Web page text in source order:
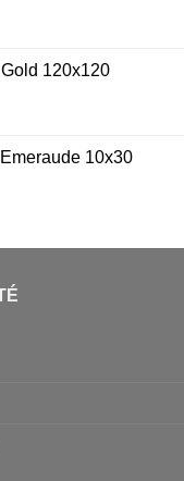
120x120
10x30